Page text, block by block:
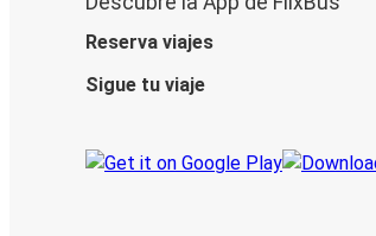
Reserva viajes
Sigue tu viaje